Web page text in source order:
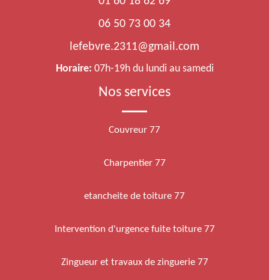
06 50 73 00 34
lefebvre.2311@gmail.com
Horaire: 07h-19h du lundi au samedi
Nos services
Couvreur 77
Charpentier 77
etancheite de toiture 77
Intervention d'urgence fuite toiture 77
Zingueur et travaux de zinguerie 77